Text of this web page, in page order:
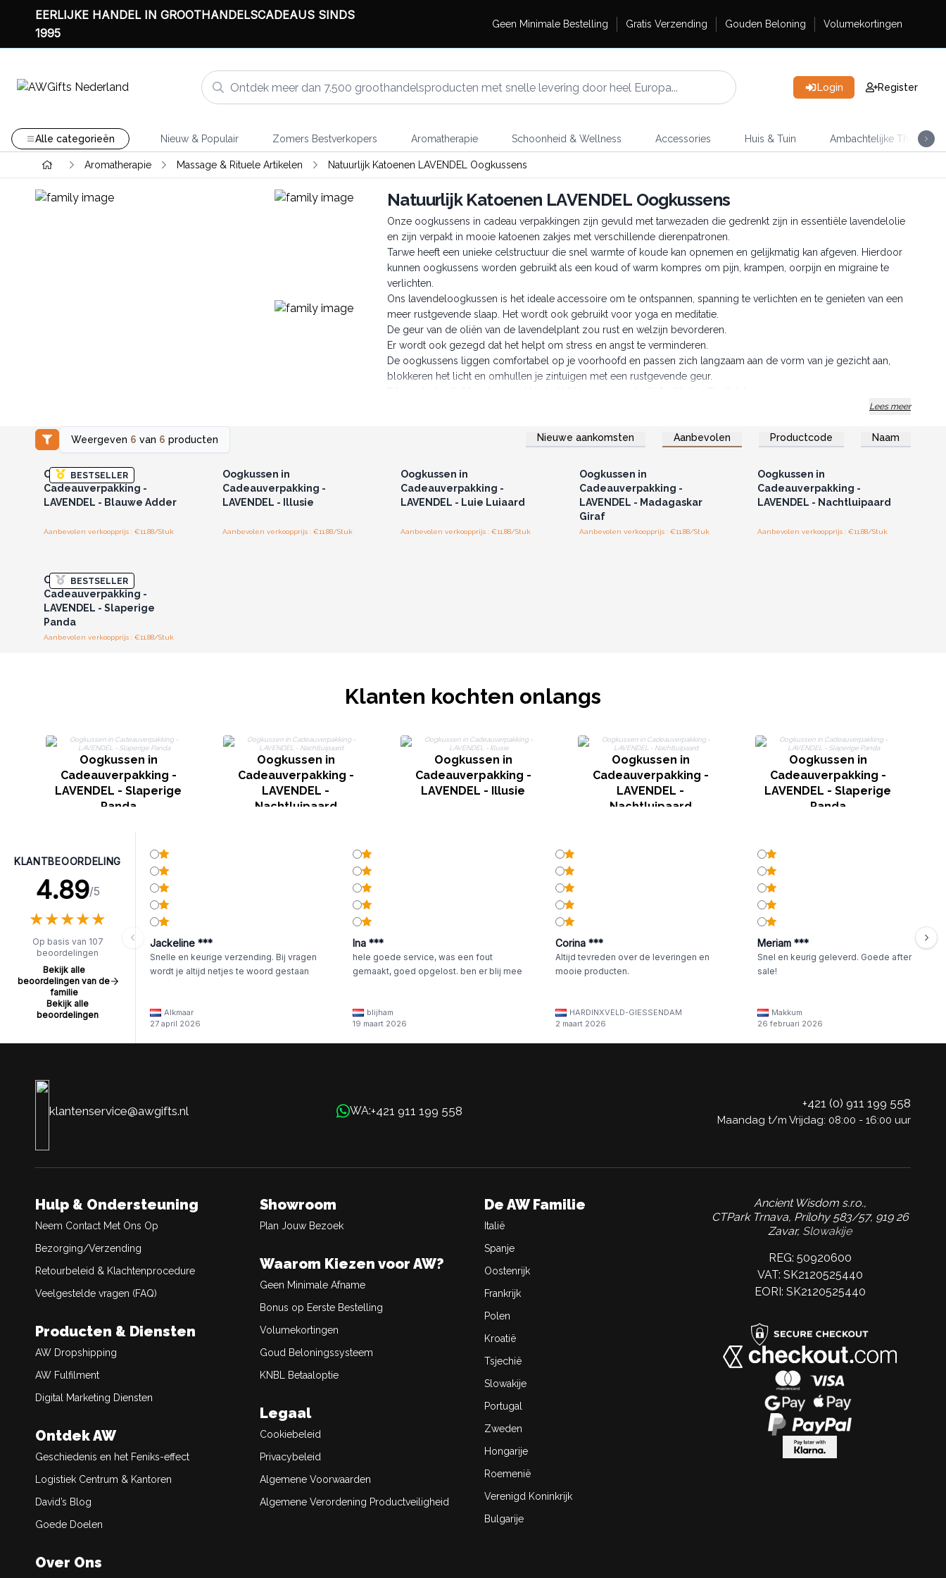
EERLIJKE HANDEL IN GROOTHANDELSCADEAUS SINDS
1995
Geen Minimale Bestelling Gratis Verzending Gouden Beloning Volumekortingen
Login Register
Alle categorieën Nieuw & Populair Zomers Bestverkopers Aromatherapie Schoonheid & Wellness Accessories Huis & Tuin Ambachtelijke Thee
Aromatherapie Massage & Rituele Artikelen Natuurlijk Katoenen LAVENDEL Oogkussens
Natuurlijk Katoenen LAVENDEL Oogkussens
Onze oogkussens in cadeau verpakkingen zijn gevuld met tarwezaden die gedrenkt zijn in essentiële lavendelolie
en zijn verpakt in mooie katoenen zakjes met verschillende dierenpatronen.
Tarwe heeft een unieke celstructuur die snel warmte of koude kan opnemen en gelijkmatig kan afgeven. Hierdoor
kunnen oogkussens worden gebruikt als een koud of warm kompres om pijn, krampen, oorpijn en migraine te
verlichten.
Ons lavendeloogkussen is het ideale accessoire om te ontspannen, spanning te verlichten en te genieten van een
meer rustgevende slaap. Het wordt ook gebruikt voor yoga en meditatie.
De geur van de oliën van de lavendelplant zou rust en welzijn bevorderen.
Er wordt ook gezegd dat het helpt om stress en angst te verminderen.
De oogkussens liggen comfortabel op je voorhoofd en passen zich langzaam aan de vorm van je gezicht aan,
blokkeren het licht en omhullen je zintuigen met een rustgevende geur.
Dit product is liefdevol gemaakt in het VK in onze productiefaciliteit in Sheffield.
Lees meer
Weergeven 6 van 6 producten Nieuwe aankomsten Aanbevolen Productcode Naam
BESTSELLER
Log in of registreer u voor
groothandelsprijzen.
Oogkussen in
Cadeauverpakking -
LAVENDEL - Blauwe Adder
Aanbevolen verkoopprijs : €11.88/Stuk
Oogkussen in
Cadeauverpakking -
LAVENDEL - Illusie
Aanbevolen verkoopprijs : €11.88/Stuk
Oogkussen in
Cadeauverpakking -
LAVENDEL - Luie Luiaard
Aanbevolen verkoopprijs : €11.88/Stuk
Log in of registreer u voor
groothandelsprijzen.
Oogkussen in
Cadeauverpakking -
LAVENDEL - Madagaskar
Giraf
Aanbevolen verkoopprijs : €11.88/Stuk
Log in of registreer u voor
groothandelsprijzen.
Oogkussen in
Cadeauverpakking -
LAVENDEL - Nachtluipaard
Aanbevolen verkoopprijs : €11.88/Stuk
BESTSELLER
Oogkussen in
Cadeauverpakking -
LAVENDEL - Slaperige
Panda
Aanbevolen verkoopprijs : €11.88/Stuk
Klanten kochten onlangs
Oogkussen in
Cadeauverpakking -
LAVENDEL - Slaperige
Panda
Oogkussen in
Cadeauverpakking -
LAVENDEL -
Nachtluipaard
Oogkussen in
Cadeauverpakking -
LAVENDEL - Illusie
Oogkussen in
Cadeauverpakking -
LAVENDEL -
Nachtluipaard
Oogkussen in
Cadeauverpakking -
LAVENDEL - Slaperige
Panda
KLANTBEOORDELING
4.89/5
★★★★★
★★★★★
Op basis van 107
beoordelingen
Bekijk alle
beoordelingen van de
familie
Bekijk alle
beoordelingen
Jackeline ***
Snelle en keurige verzending. Bij vragen
wordt je altijd netjes te woord gestaan
Alkmaar
27 april 2026
Ina ***
hele goede service, was een fout
gemaakt, goed opgelost. ben er blij mee
blijham
19 maart 2026
Corina ***
Altijd tevreden over de leveringen en
mooie producten.
HARDINXVELD-GIESSENDAM
2 maart 2026
Meriam ***
Snel en keurig geleverd. Goede after
sale!
Makkum
26 februari 2026
klantenservice@awgifts.nl WA:+421 911 199 558
+421 (0) 911 199 558
Maandag t/m Vrijdag: 08:00 - 16:00 uur
Hulp & Ondersteuning
Neem Contact Met Ons Op
Bezorging/Verzending
Retourbeleid & Klachtenprocedure
Veelgestelde vragen (FAQ)
Producten & Diensten
AW Dropshipping
AW Fulfilment
Digital Marketing Diensten
Ontdek AW
Geschiedenis en het Feniks-effect
Logistiek Centrum & Kantoren
David’s Blog
Goede Doelen
Over Ons
Showroom
Plan Jouw Bezoek
Waarom Kiezen voor AW?
Geen Minimale Afname
Bonus op Eerste Bestelling
Volumekortingen
Goud Beloningssysteem
KNBL Betaaloptie
Legaal
Cookiebeleid
Privacybeleid
Algemene Voorwaarden
Algemene Verordening Productveiligheid
De AW Familie
Italië
Spanje
Oostenrijk
Frankrijk
Polen
Kroatië
Tsjechië
Slowakije
Portugal
Zweden
Hongarije
Roemenië
Verenigd Koninkrijk
Bulgarije
Ancient Wisdom s.r.o.,
CTPark Trnava, Prílohy 583/57, 919 26
Zavar, Slowakije
REG: 50920600
VAT: SK2120525440
EORI: SK2120525440